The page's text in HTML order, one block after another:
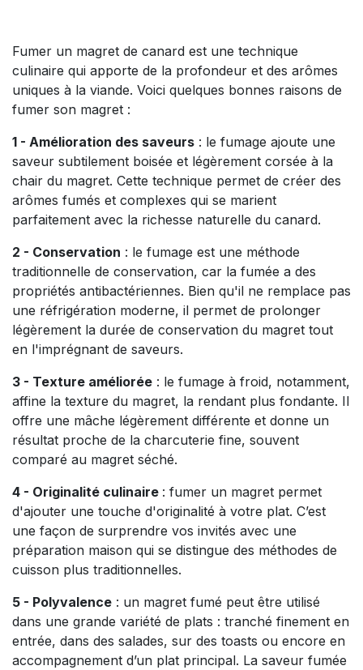
Fumer un magret de canard est une technique
culinaire qui apporte de la profondeur et des arômes
uniques à la viande. Voici quelques bonnes raisons de
fumer son magret :
1 - Amélioration des saveurs : le fumage ajoute une
saveur subtilement boisée et légèrement corsée à la
chair du magret. Cette technique permet de créer des
arômes fumés et complexes qui se marient
parfaitement avec la richesse naturelle du canard.
2 - Conservation : le fumage est une méthode
traditionnelle de conservation, car la fumée a des
propriétés antibactériennes. Bien qu'il ne remplace pas
une réfrigération moderne, il permet de prolonger
légèrement la durée de conservation du magret tout
en l'imprégnant de saveurs.
3 - Texture améliorée : le fumage à froid, notamment,
affine la texture du magret, la rendant plus fondante. Il
offre une mâche légèrement différente et donne un
résultat proche de la charcuterie fine, souvent
comparé au magret séché.
4 - Originalité culinaire : fumer un magret permet
d'ajouter une touche d'originalité à votre plat. C’est
une façon de surprendre vos invités avec une
préparation maison qui se distingue des méthodes de
cuisson plus traditionnelles.
5 - Polyvalence : un magret fumé peut être utilisé
dans une grande variété de plats : tranché finement en
entrée, dans des salades, sur des toasts ou encore en
accompagnement d’un plat principal. La saveur fumée